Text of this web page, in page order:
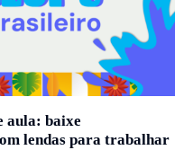
aula: baixe
lendas para trabalhar